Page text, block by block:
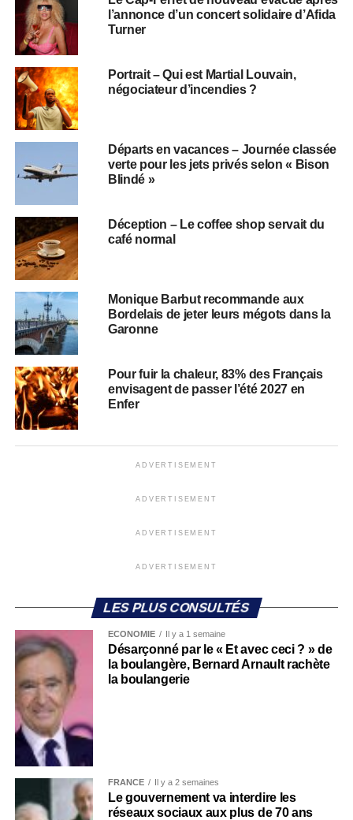
l’annonce d’un concert solidaire d’Afida
Turner
Portrait – Qui est Martial Louvain,
négociateur d’incendies ?
Départs en vacances – Journée classée
verte pour les jets privés selon « Bison
Blindé »
Déception – Le coffee shop servait du
café normal
Monique Barbut recommande aux
Bordelais de jeter leurs mégots dans la
Garonne
Pour fuir la chaleur, 83% des Français
envisagent de passer l’été 2027 en
Enfer
ADVERTISEMENT
ADVERTISEMENT
ADVERTISEMENT
ADVERTISEMENT
LES PLUS CONSULTÉS
ECONOMIE Il y a 1 semaine
Désarçonné par le « Et avec ceci ? » de
la boulangère, Bernard Arnault rachète
la boulangerie
FRANCE Il y a 2 semaines
Le gouvernement va interdire les
réseaux sociaux aux plus de 70 ans